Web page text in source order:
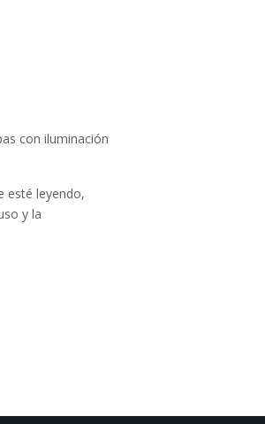
con iluminación
esté leyendo,
y la